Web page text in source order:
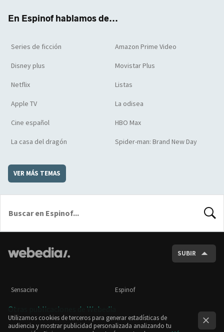
En Espinof hablamos de...
Series de ficción Amazon Prime Video
Disney plus Movistar Plus
Netflix Listas
Apple TV La odisea
Cine español HBO Max
La casa del dragón Spider-man: Brand New Day
VER MÁS TEMAS
SUBIR
Sensacine Espinof
Otras publicaciones de Webedia
Utilizamos cookies de terceros para generar estadísticas de
audiencia y mostrar publicidad personalizada analizando tu